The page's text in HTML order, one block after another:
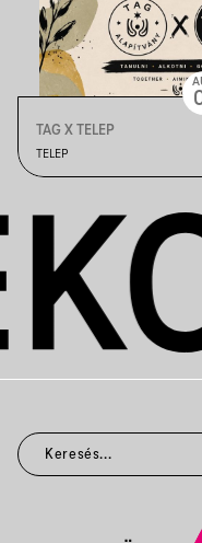
TAG X TELEP
TELEP